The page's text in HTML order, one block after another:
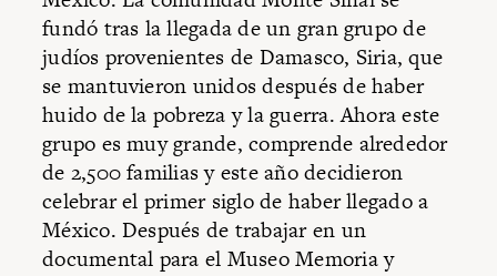
fundó tras la llegada de un gran grupo de
judíos provenientes de Damasco, Siria, que
se mantuvieron unidos después de haber
huido de la pobreza y la guerra. Ahora este
grupo es muy grande, comprende alrededor
de 2,500 familias y este año decidieron
celebrar el primer siglo de haber llegado a
México. Después de trabajar en un
documental para el Museo Memoria y